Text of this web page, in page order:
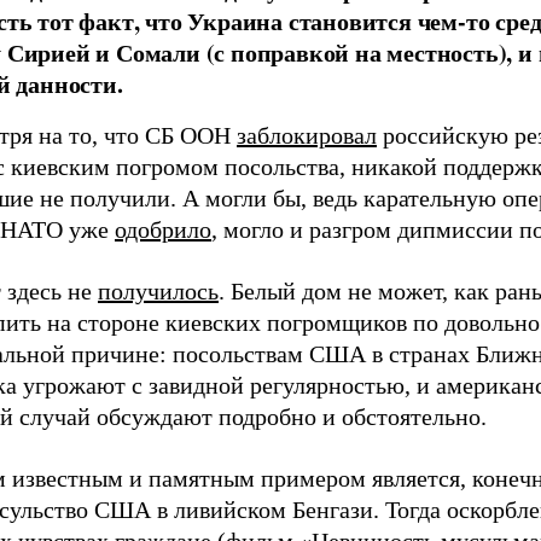
тот факт, что Украина становится чем-то
и Сомали (с поправкой на местность), и
данности.
на то, что СБ ООН заблокировал российскую
киевским погромом посольства, никакой
не получили. А могли бы, ведь карательную
НАТО уже одобрило, могло и разгром дипмиссии
не получилось. Белый дом не может, как
на стороне киевских погромщиков по довольно
причине: посольствам США в странах
угрожают с завидной регулярностью, и
случай обсуждают подробно и обстоятельно.
и памятным примером является,
США в ливийском Бенгази. Тогда